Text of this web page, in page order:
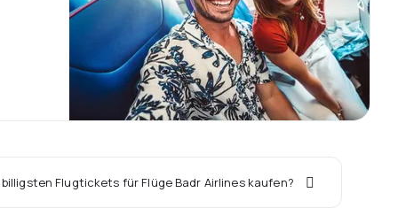
Flugtickets für Flüge Badr Airlines kaufen?